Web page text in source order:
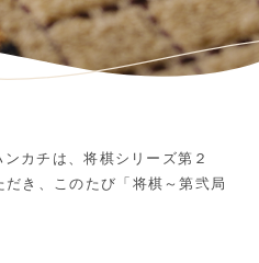
カチは、将棋シリーズ第２
き、このたび「将棋～第弐局